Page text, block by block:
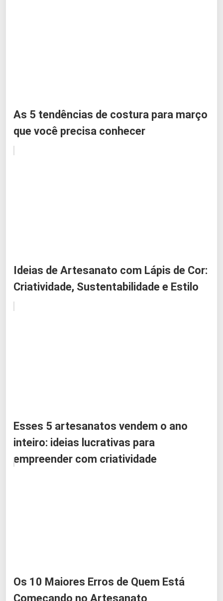
As 5 tendências de costura para março
que você precisa conhecer
Ideias de Artesanato com Lápis de Cor:
Criatividade, Sustentabilidade e Estilo
Esses 5 artesanatos vendem o ano
inteiro: ideias lucrativas para
empreender com criatividade
Os 10 Maiores Erros de Quem Está
Começando no Artesanato